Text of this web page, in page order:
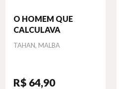
O HOMEM QUE
CALCULAVA
Autor
TAHAN, MALBA
R$ 64,90